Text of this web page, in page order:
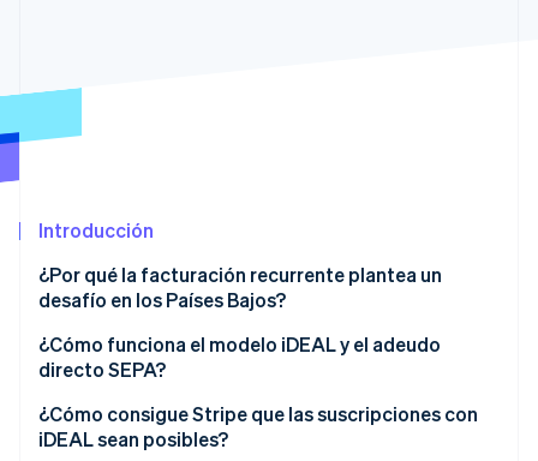
Atlas
Verificación de identidad en línea
Stripe Sessions 2026
para la IA.
Ver ahora
Introducción
¿Por qué la facturación recurrente plantea un
desafío en los Países Bajos?
¿Cómo funciona el modelo iDEAL y el adeudo
directo SEPA?
¿Cómo consigue Stripe que las suscripciones con
iDEAL sean posibles?